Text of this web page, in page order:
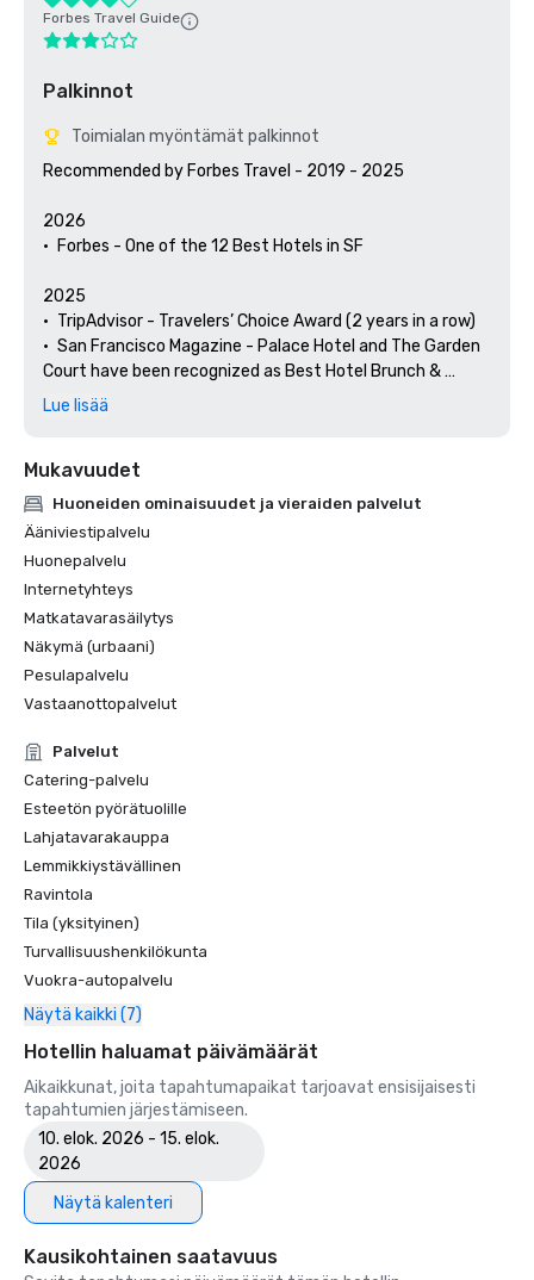
Forbes Travel Guide
Palkinnot
Toimialan myöntämät palkinnot
Recommended by Forbes Travel - 2019 - 2025
2026
•	Forbes - One of the 12 Best Hotels in SF
2025
•	TripAdvisor - Travelers’ Choice Award (2 years in a row)
•	San Francisco Magazine - Palace Hotel and The Garden
Court have been recognized as Best Hotel Brunch &
Setting
•	Thrillist - Best Things to Do in San Francisco for an Arts
and Culture Lover
Spotlights San Francisco’s Arts & Culture
•	Haute Living San Francisco - San Francisco’s Palace
Hotel Celebrates 150 Years
2024
•	Travel + Leisure - Best Hotels in SF - Hotel with the Best
Amenities
Unforgettable Caviar Experiences
•	SF Gate – Best of the Bay Area – 5 Top Best Hotels
•	Travelers’ Choice Awards -  Best of the Best
•	Destination I Do – One of the 6 Best LGBTQ+ Wedding
Destinations in US (top listing)
•	Insidehook – Best Hotel Bar in SF
•	SF Travel – Top Rated Luxury Hotels in SF
•	Timeout – One of the Best Luxury Hotels in SF
2023
•	Conde Nast Traveller Top Hotel
Lue lisää
Mukavuudet
Huoneiden ominaisuudet ja vieraiden palvelut
Ääniviestipalvelu
Huonepalvelu
Internetyhteys
Matkatavarasäilytys
Näkymä (urbaani)
Pesulapalvelu
Vastaanottopalvelut
Palvelut
Catering-palvelu
Esteetön pyörätuolille
Lahjatavarakauppa
Lemmikkiystävällinen
Ravintola
Tila (yksityinen)
Turvallisuushenkilökunta
Vuokra-autopalvelu
Näytä kaikki (7)
Hotellin haluamat päivämäärät
Aikaikkunat, joita tapahtumapaikat tarjoavat ensisijaisesti
tapahtumien järjestämiseen.
10. elok. 2026 - 15. elok.
2026
Näytä kalenteri
Kausikohtainen saatavuus